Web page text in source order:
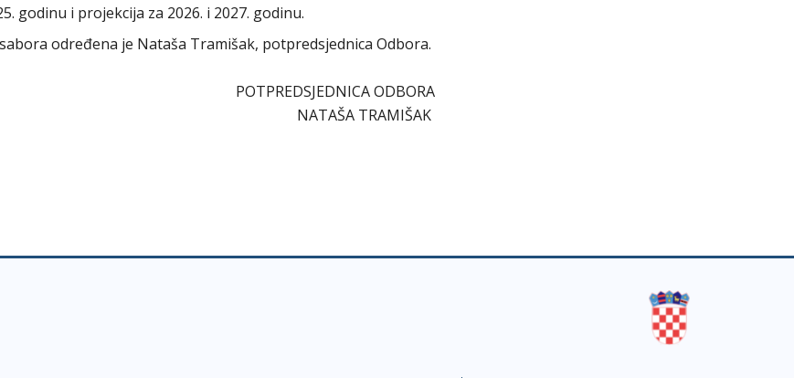
godinu i projekcija za 2026. i 2027. godinu.
određena je Nataša Tramišak, potpredsjednica Odbora.
POTPREDSJEDNICA ODBORA
NATAŠA TRAMIŠAK